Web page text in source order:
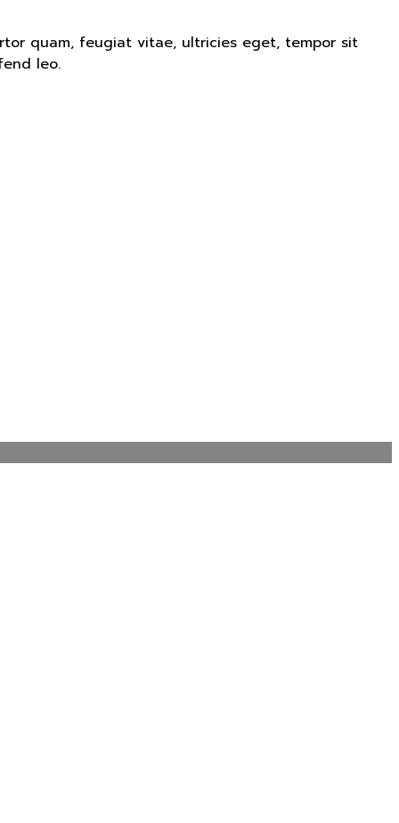
quam, feugiat vitae, ultricies eget, tempor sit
leo.